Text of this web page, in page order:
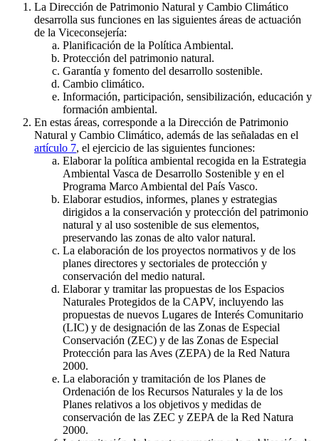
La Dirección de Patrimonio Natural y Cambio Climático
desarrolla sus funciones en las siguientes áreas de actuación
de la Viceconsejería:
Planificación de la Política Ambiental.
Protección del patrimonio natural.
Garantía y fomento del desarrollo sostenible.
Cambio climático.
Información, participación, sensibilización, educación y
formación ambiental.
En estas áreas, corresponde a la Dirección de Patrimonio
Natural y Cambio Climático, además de las señaladas en el
artículo 7, el ejercicio de las siguientes funciones:
Elaborar la política ambiental recogida en la Estrategia
Ambiental Vasca de Desarrollo Sostenible y en el
Programa Marco Ambiental del País Vasco.
Elaborar estudios, informes, planes y estrategias
dirigidos a la conservación y protección del patrimonio
natural y al uso sostenible de sus elementos,
preservando las zonas de alto valor natural.
La elaboración de los proyectos normativos y de los
planes directores y sectoriales de protección y
conservación del medio natural.
Elaborar y tramitar las propuestas de los Espacios
Naturales Protegidos de la CAPV, incluyendo las
propuestas de nuevos Lugares de Interés Comunitario
(LIC) y de designación de las Zonas de Especial
Conservación (ZEC) y de las Zonas de Especial
Protección para las Aves (ZEPA) de la Red Natura
2000.
La elaboración y tramitación de los Planes de
Ordenación de los Recursos Naturales y la de los
Planes relativos a los objetivos y medidas de
conservación de las ZEC y ZEPA de la Red Natura
2000.